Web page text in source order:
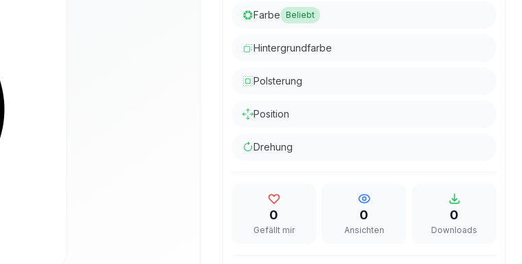
Farbe Beliebt
Hintergrundfarbe
Polsterung
Position
Drehung
0
Gefällt mir
0
Ansichten
0
Downloads